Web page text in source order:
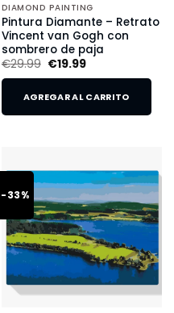
DIAMOND PAINTING
Pintura Diamante – Retrato
Vincent van Gogh con
sombrero de paja
€29.99 €19.99
AGREGAR AL CARRITO
-33%